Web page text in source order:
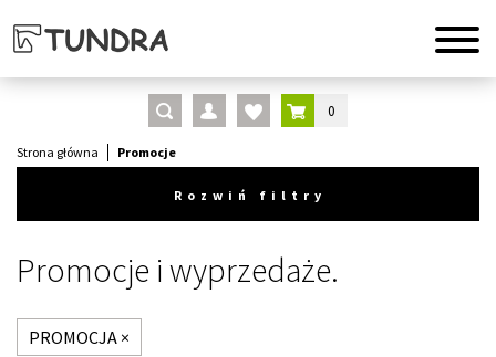
0
Strona główna Promocje
Rozwiń filtry
Promocje i wyprzedaże.
PROMOCJA ×